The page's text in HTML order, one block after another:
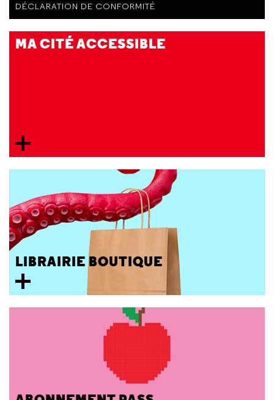
DÉCLARATION DE CONFORMITÉ
MA CITÉ ACCESSIBLE
LIBRAIRIE BOUTIQUE